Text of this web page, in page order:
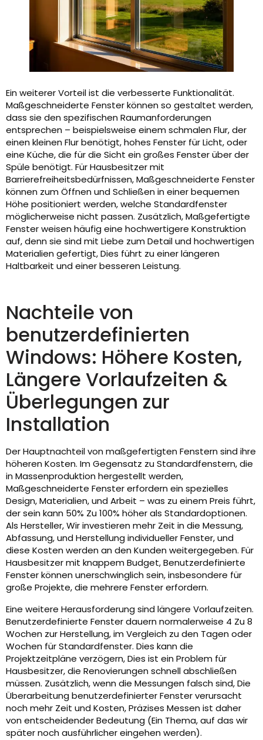
Ein weiterer Vorteil ist die verbesserte Funktionalität.
Maßgeschneiderte Fenster können so gestaltet werden,
dass sie den spezifischen Raumanforderungen
entsprechen – beispielsweise einem schmalen Flur, der
einen kleinen Flur benötigt, hohes Fenster für Licht, oder
eine Küche, die für die Sicht ein großes Fenster über der
Spüle benötigt. Für Hausbesitzer mit
Barrierefreiheitsbedürfnissen, Maßgeschneiderte Fenster
können zum Öffnen und Schließen in einer bequemen
Höhe positioniert werden, welche Standardfenster
möglicherweise nicht passen. Zusätzlich, Maßgefertigte
Fenster weisen häufig eine hochwertigere Konstruktion
auf, denn sie sind mit Liebe zum Detail und hochwertigen
Materialien gefertigt, Dies führt zu einer längeren
Haltbarkeit und einer besseren Leistung.
Nachteile von
benutzerdefinierten
Windows: Höhere Kosten,
Längere Vorlaufzeiten &
Überlegungen zur
Installation
Der Hauptnachteil von maßgefertigten Fenstern sind ihre
höheren Kosten. Im Gegensatz zu Standardfenstern, die
in Massenproduktion hergestellt werden,
Maßgeschneiderte Fenster erfordern ein spezielles
Design, Materialien, und Arbeit – was zu einem Preis führt,
der sein kann 50% Zu 100% höher als Standardoptionen.
Als Hersteller, Wir investieren mehr Zeit in die Messung,
Abfassung, und Herstellung individueller Fenster, und
diese Kosten werden an den Kunden weitergegeben. Für
Hausbesitzer mit knappem Budget, Benutzerdefinierte
Fenster können unerschwinglich sein, insbesondere für
große Projekte, die mehrere Fenster erfordern.
Eine weitere Herausforderung sind längere Vorlaufzeiten.
Benutzerdefinierte Fenster dauern normalerweise 4 Zu 8
Wochen zur Herstellung, im Vergleich zu den Tagen oder
Wochen für Standardfenster. Dies kann die
Projektzeitpläne verzögern, Dies ist ein Problem für
Hausbesitzer, die Renovierungen schnell abschließen
müssen. Zusätzlich, wenn die Messungen falsch sind, Die
Überarbeitung benutzerdefinierter Fenster verursacht
noch mehr Zeit und Kosten, Präzises Messen ist daher
von entscheidender Bedeutung (Ein Thema, auf das wir
später noch ausführlicher eingehen werden).